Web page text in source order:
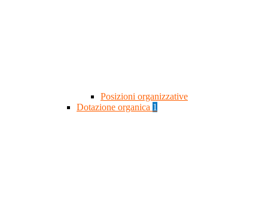
Posizioni organizzative
Dotazione organica 1